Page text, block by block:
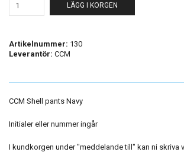
LÄGG I KORGEN
Artikelnummer: 130
Leverantör: CCM
CCM Shell pants Navy
Initialer eller nummer ingår
I kundkorgen under "meddelande till" kan ni skriva